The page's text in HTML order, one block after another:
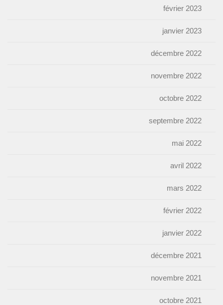
février 2023
janvier 2023
décembre 2022
novembre 2022
octobre 2022
septembre 2022
mai 2022
avril 2022
mars 2022
février 2022
janvier 2022
décembre 2021
novembre 2021
octobre 2021